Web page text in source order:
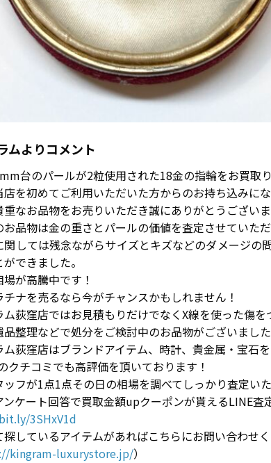
ムよりコメント
台のパールが2粒使用された18金の指輪をお買取
店を初めてご利用いただいた方からのお持ち込みにな
なお品物をお売りいただき誠にありがとうございま
お品物は金の重さとパールの価値を査定させていただ
関しては残念ながらサイズとキズなどのダメージ
できました。
が高騰中です！
ナを売るなら今がチャンスかもしれません！
ム荻窪店ではお見積もりだけでなくX線を使った傷を
整理などで処分をご検討中のお品物がございまし
ム荻窪店はブランドアイテム、時計、貴金属・宝石
クチコミでも高評価を頂いております！
フが1点1点その日の相場を調べてしっかり査定い
ケート回答で買取金額upクーポンが貰えるLINE査
3SHxV1d
しているアイテムがあればこちらにお問い合わせく
kingram-luxurystore.jp/）